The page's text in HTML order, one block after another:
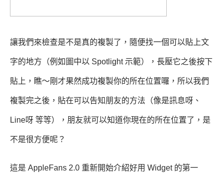
讓我們來檢查是不是真的複製了，隨便找一個可以貼上文
字的地方（例如圖中以 Spotlight 示範），長壓它之後按下
貼上，瞧～剛才果然成功複製你的所在位置囉，所以我們
複製完之後，貼在可以告知朋友的方法（像是訊息呀、
Line呀 等等），朋友就可以知道你現在的所在位置了，是
不是很方便呢？
這是 AppleFans 2.0 重新開始介紹好用 Widget 的第一